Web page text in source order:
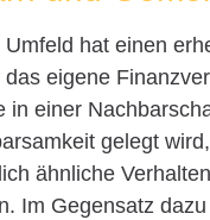
hat einen
eigene
in einer
gelegt
ähnliche
Im Gegensatz